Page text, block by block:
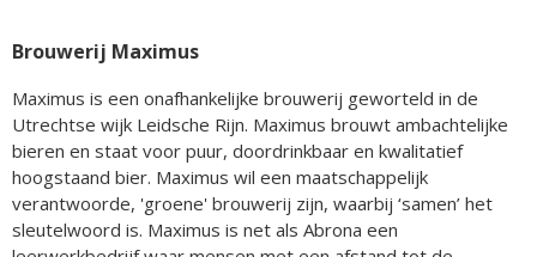
Brouwerij Maximus
Maximus is een onafhankelijke brouwerij geworteld in de
Utrechtse wijk Leidsche Rijn. Maximus brouwt ambachtelijke
bieren en staat voor puur, doordrinkbaar en kwalitatief
hoogstaand bier. Maximus wil een maatschappelijk
verantwoorde, 'groene' brouwerij zijn, waarbij ‘samen’ het
sleutelwoord is. Maximus is net als Abrona een